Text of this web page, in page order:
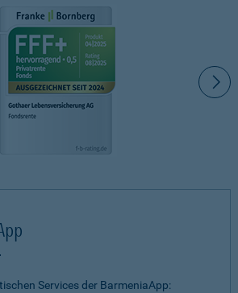
Services der BarmeniaApp: